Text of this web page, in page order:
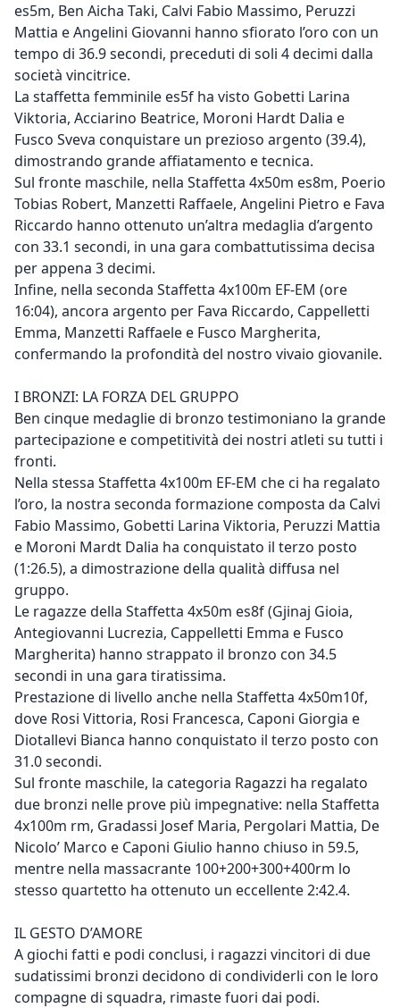
es5m, Ben Aicha Taki, Calvi Fabio Massimo, Peruzzi
Mattia e Angelini Giovanni hanno sfiorato l’oro con un
tempo di 36.9 secondi, preceduti di soli 4 decimi dalla
società vincitrice.
La staffetta femminile es5f ha visto Gobetti Larina
Viktoria, Acciarino Beatrice, Moroni Hardt Dalia e
Fusco Sveva conquistare un prezioso argento (39.4),
dimostrando grande affiatamento e tecnica.
Sul fronte maschile, nella Staffetta 4x50m es8m, Poerio
Tobias Robert, Manzetti Raffaele, Angelini Pietro e Fava
Riccardo hanno ottenuto un’altra medaglia d’argento
con 33.1 secondi, in una gara combattutissima decisa
per appena 3 decimi.
Infine, nella seconda Staffetta 4x100m EF-EM (ore
16:04), ancora argento per Fava Riccardo, Cappelletti
Emma, Manzetti Raffaele e Fusco Margherita,
confermando la profondità del nostro vivaio giovanile.
I BRONZI: LA FORZA DEL GRUPPO
Ben cinque medaglie di bronzo testimoniano la grande
partecipazione e competitività dei nostri atleti su tutti i
fronti.
Nella stessa Staffetta 4x100m EF-EM che ci ha regalato
l’oro, la nostra seconda formazione composta da Calvi
Fabio Massimo, Gobetti Larina Viktoria, Peruzzi Mattia
e Moroni Mardt Dalia ha conquistato il terzo posto
(1:26.5), a dimostrazione della qualità diffusa nel
gruppo.
Le ragazze della Staffetta 4x50m es8f (Gjinaj Gioia,
Antegiovanni Lucrezia, Cappelletti Emma e Fusco
Margherita) hanno strappato il bronzo con 34.5
secondi in una gara tiratissima.
Prestazione di livello anche nella Staffetta 4x50m10f,
dove Rosi Vittoria, Rosi Francesca, Caponi Giorgia e
Diotallevi Bianca hanno conquistato il terzo posto con
31.0 secondi.
Sul fronte maschile, la categoria Ragazzi ha regalato
due bronzi nelle prove più impegnative: nella Staffetta
4x100m rm, Gradassi Josef Maria, Pergolari Mattia, De
Nicolo’ Marco e Caponi Giulio hanno chiuso in 59.5,
mentre nella massacrante 100+200+300+400rm lo
stesso quartetto ha ottenuto un eccellente 2:42.4.
IL GESTO D’AMORE
A giochi fatti e podi conclusi, i ragazzi vincitori di due
sudatissimi bronzi decidono di condividerli con le loro
compagne di squadra, rimaste fuori dai podi.